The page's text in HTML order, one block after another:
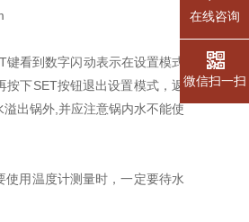
看到数字闪动表示在设置模式
按下SET按钮退出设置模式，返
出锅外,并应注意锅内水不能使
用温度计测量时，一定要待水
在线咨询
微信扫一扫